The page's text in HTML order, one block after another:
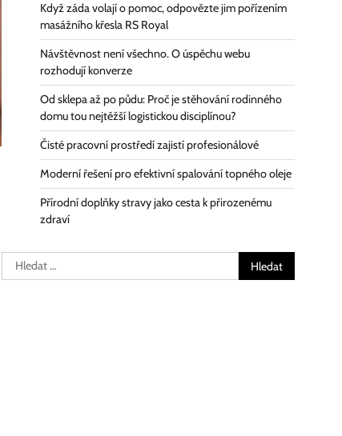
Když záda volají o pomoc, odpovězte jim pořízením
masážního křesla RS Royal
Návštěvnost není všechno. O úspěchu webu
rozhodují konverze
Od sklepa až po půdu: Proč je stěhování rodinného
domu tou nejtěžší logistickou disciplínou?
Čisté pracovní prostředí zajistí profesionálové
Moderní řešení pro efektivní spalování topného oleje
Přírodní doplňky stravy jako cesta k přirozenému
zdraví
Vyhledávání